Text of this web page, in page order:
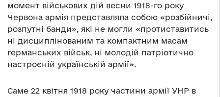
момент військових дій весни 1918-го року
Червона армія представляла собою «розбійничі,
розпутні банди», які не могли «протиставитись
ні дисциплінованим та компактним масам
германських військ, ні молодій патріотично
настроєній українській армії».
Саме 22 квітня 1918 року частини армії УНР в